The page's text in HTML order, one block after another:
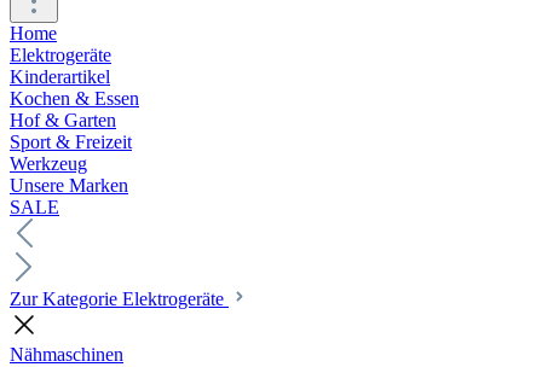
Home
Elektrogeräte
Kinderartikel
Kochen & Essen
Hof & Garten
Sport & Freizeit
Werkzeug
Unsere Marken
SALE
Zur Kategorie Elektrogeräte
Nähmaschinen